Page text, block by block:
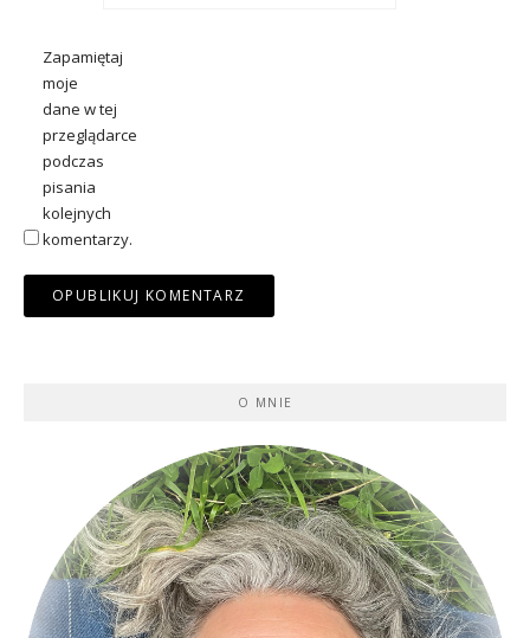
Zapamiętaj
moje
dane w tej
przeglądarce
podczas
pisania
kolejnych
komentarzy.
O MNIE